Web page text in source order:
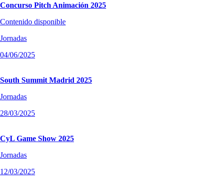
Concurso Pitch Animación 2025
Contenido disponible
Jornadas
04/06/2025
South Summit Madrid 2025
Jornadas
28/03/2025
CyL Game Show 2025
Jornadas
12/03/2025